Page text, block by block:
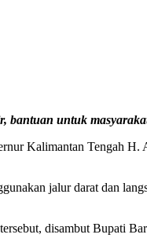
bantuan untuk
Tengah H.
jalur darat dan
disambut Bupati